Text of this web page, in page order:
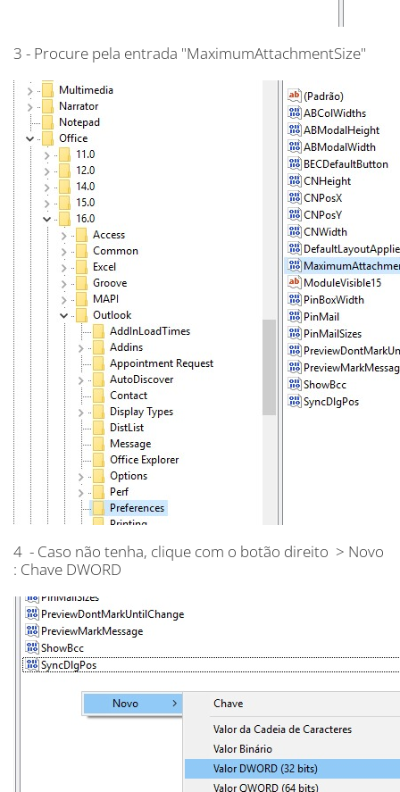
3 - Procure pela entrada "MaximumAttachmentSize"
4 - Caso não tenha, clique com o botão direito > Novo
: Chave DWORD